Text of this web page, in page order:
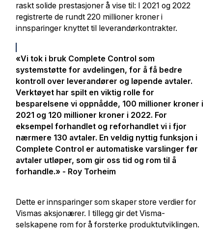
raskt solide prestasjoner å vise til: I 2021 og 2022
registrerte de rundt 220 millioner kroner i
innsparinger knyttet til leverandørkontrakter.
«Vi tok i bruk Complete Control som
systemstøtte for avdelingen, for å få bedre
kontroll over leverandører og løpende avtaler.
Verktøyet har spilt en viktig rolle for
besparelsene vi oppnådde, 100 millioner kroner i
2021 og 120 millioner kroner i 2022. For
eksempel forhandlet og reforhandlet vi i fjor
nærmere 130 avtaler. En veldig nyttig funksjon i
Complete Control er automatiske varslinger før
avtaler utløper, som gir oss tid og rom til å
forhandle.» - Roy Torheim
Dette er innsparinger som skaper store verdier for
Vismas aksjonærer. I tillegg gir det Visma-
selskapene rom for å forsterke produktutviklingen.